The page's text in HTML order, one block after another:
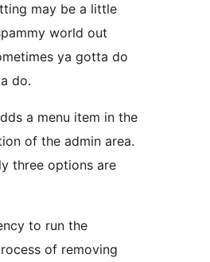
may be a little
world out
ya gotta do
do.
a menu item in the
of the admin area.
three options are
to run the
of removing